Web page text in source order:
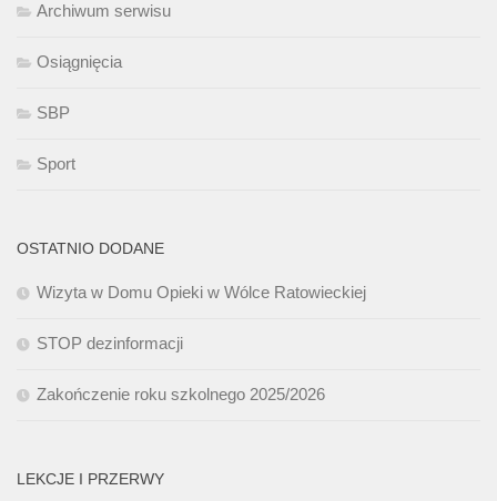
Archiwum serwisu
Osiągnięcia
SBP
Sport
OSTATNIO DODANE
Wizyta w Domu Opieki w Wólce Ratowieckiej
STOP dezinformacji
Zakończenie roku szkolnego 2025/2026
LEKCJE I PRZERWY